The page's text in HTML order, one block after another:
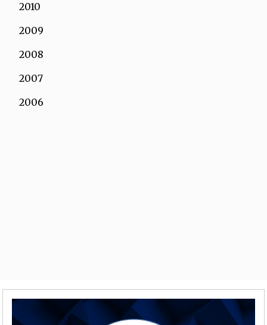
2010
2009
2008
2007
2006